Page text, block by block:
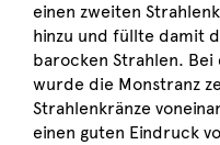
einen zweiten
hinzu und füllte damit
barocken Strahlen.
wurde die Monstranz
Strahlenkränze
einen guten Eindruck